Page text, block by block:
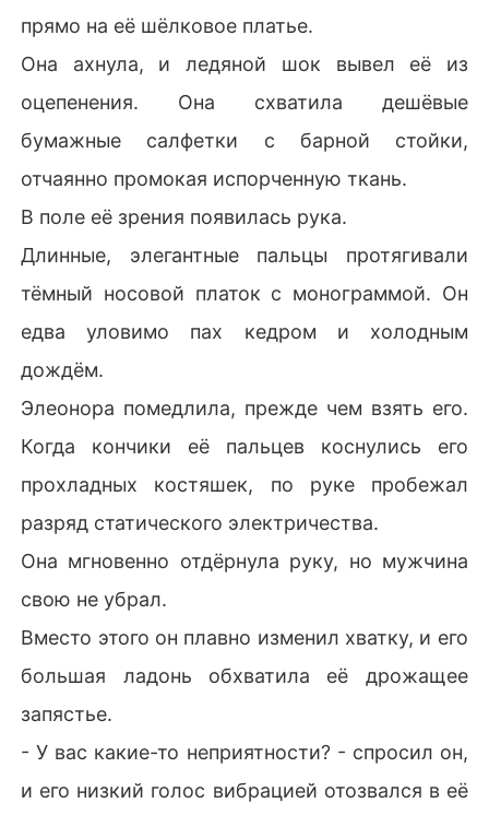
прямо на её шёлковое платье.
Она ахнула, и ледяной шок вывел её из
оцепенения. Она схватила дешёвые
бумажные салфетки с барной стойки,
отчаянно промокая испорченную ткань.
В поле её зрения появилась рука.
Длинные, элегантные пальцы протягивали
тёмный носовой платок с монограммой. Он
едва уловимо пах кедром и холодным
дождём.
Элеонора помедлила, прежде чем взять его.
Когда кончики её пальцев коснулись его
прохладных костяшек, по руке пробежал
разряд статического электричества.
Она мгновенно отдёрнула руку, но мужчина
свою не убрал.
Вместо этого он плавно изменил хватку, и его
большая ладонь обхватила её дрожащее
запястье.
- У вас какие-то неприятности? - спросил он,
и его низкий голос вибрацией отозвался в её